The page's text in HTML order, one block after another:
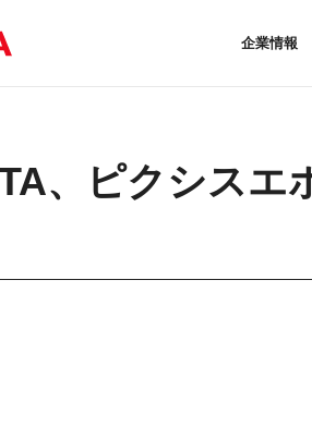
企業情報
、ピクシスエ